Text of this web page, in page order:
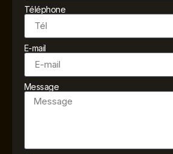
Téléphone
E-mail
Message